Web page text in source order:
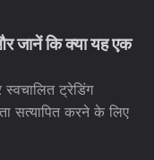
कि क्या यह एक
ट्रेडिंग
सत्यापित करने के लिए